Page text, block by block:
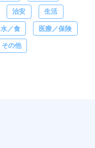
治安 生活
水／食 医療／保険
その他